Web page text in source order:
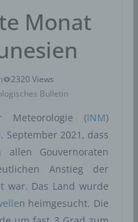
Monat
2320 Views
Bulletin
Meteorologie (INM)
2021, dass
Gouvernoraten
Anstieg der
war. Das Land wurde
n heimgesucht. Die